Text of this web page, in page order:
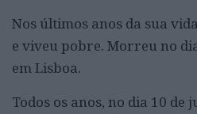
Nos últimos anos da sua
e viveu pobre. Morreu no
em Lisboa.
Todos os anos, no dia 10 de